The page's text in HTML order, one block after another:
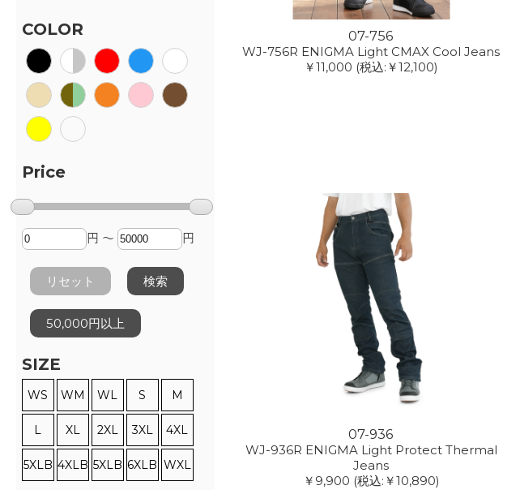
COLOR
Price
円 ～ 円
リセット 検索
50,000円以上
SIZE
WS WM WL S M
L XL 2XL 3XL 4XL
5XLB 4XLB 5XLB 6XLB WXL
07-756
WJ-756R ENIGMA Light CMAX Cool Jeans
￥11,000 (税込:￥12,100)
07-936
WJ-936R ENIGMA Light Protect Thermal
Jeans
￥9,900 (税込:￥10,890)